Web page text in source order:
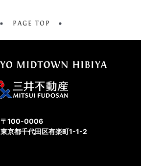
PAGE TOP
〒100-0006
東京都千代田区有楽町1-1-2